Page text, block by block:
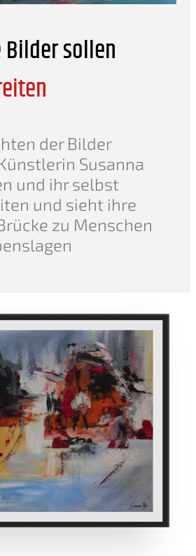
sollen
der Bilder
Susanna
und ihr selbst
und sieht ihre
zu Menschen